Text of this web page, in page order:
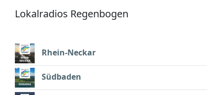
Lokalradios Regenbogen
Rhein-Neckar
Südbaden